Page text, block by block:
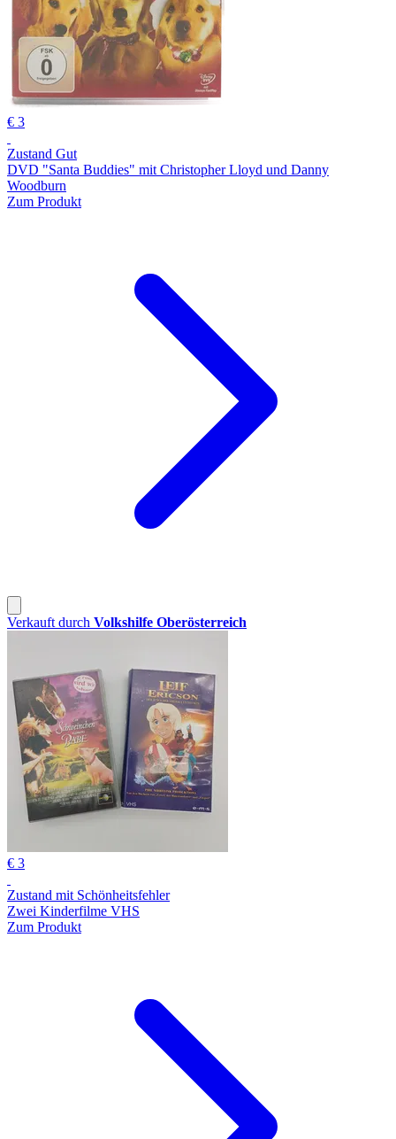
€ 3
Zustand Gut
DVD "Santa Buddies" mit Christopher Lloyd und Danny
Woodburn
Zum Produkt
Verkauft durch Volkshilfe Oberösterreich
€ 3
Zustand mit Schönheitsfehler
Zwei Kinderfilme VHS
Zum Produkt